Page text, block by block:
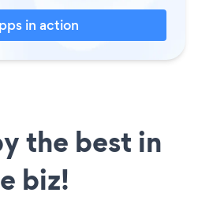
in action
the best in
biz!